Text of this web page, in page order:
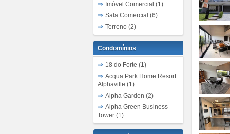
Imóvel Comercial (1)
Sala Comercial (6)
Terreno (2)
Condomínios
18 do Forte (1)
Acqua Park Home Resort
Alphaville (1)
Alpha Garden (2)
Alpha Green Business
Tower (1)